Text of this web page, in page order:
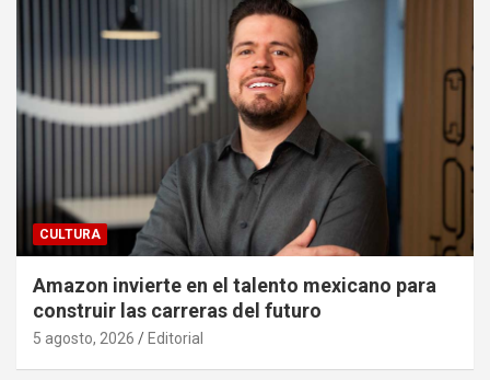
CULTURA
Amazon invierte en el talento mexicano para
construir las carreras del futuro
5 agosto, 2026 Editorial